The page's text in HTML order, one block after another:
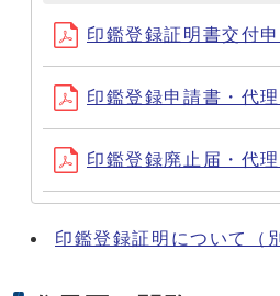
印鑑登録証明書交付
印鑑登録申請書・代
印鑑登録廃止届・代
印鑑登録証明について （